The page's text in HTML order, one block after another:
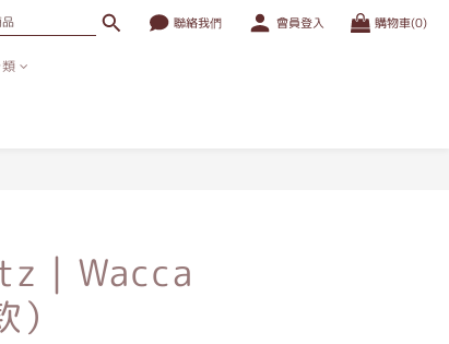
聯絡我們 會員登入 購物車(0)
｜Wacca